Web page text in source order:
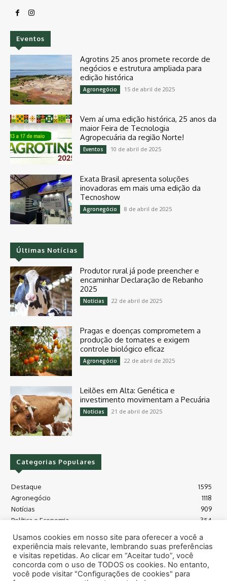
Eventos
Agrotins 25 anos promete recorde de
negócios e estrutura ampliada para
edição histórica
Agronegócio 15 de abril de 2025
Vem aí uma edição histórica, 25 anos da
maior Feira de Tecnologia
Agropecuária da região Norte!
Eventos 10 de abril de 2025
Exata Brasil apresenta soluções
inovadoras em mais uma edição da
Tecnoshow
Agronegócio 8 de abril de 2025
Últimas Notícias
Produtor rural já pode preencher e
encaminhar Declaração de Rebanho
2025
Notícias 22 de abril de 2025
Pragas e doenças comprometem a
produção de tomates e exigem
controle biológico eficaz
Agronegócio 22 de abril de 2025
Leilões em Alta: Genética e
investimento movimentam a Pecuária
Notícias 21 de abril de 2025
Categorias Populares
Destaque
1595
Agronegócio
1118
Notícias
909
Política e Economia
354
Máquinas e Tecnologia
128
Grãos - soja e milho
Meio Ambiente
115
Usamos cookies em nosso site para oferecer a você a
experiência mais relevante, lembrando suas preferências
e visitas repetidas. Ao clicar em “Aceitar tudo”, você
concorda com o uso de TODOS os cookies. No entanto,
você pode visitar "Configurações de cookies" para